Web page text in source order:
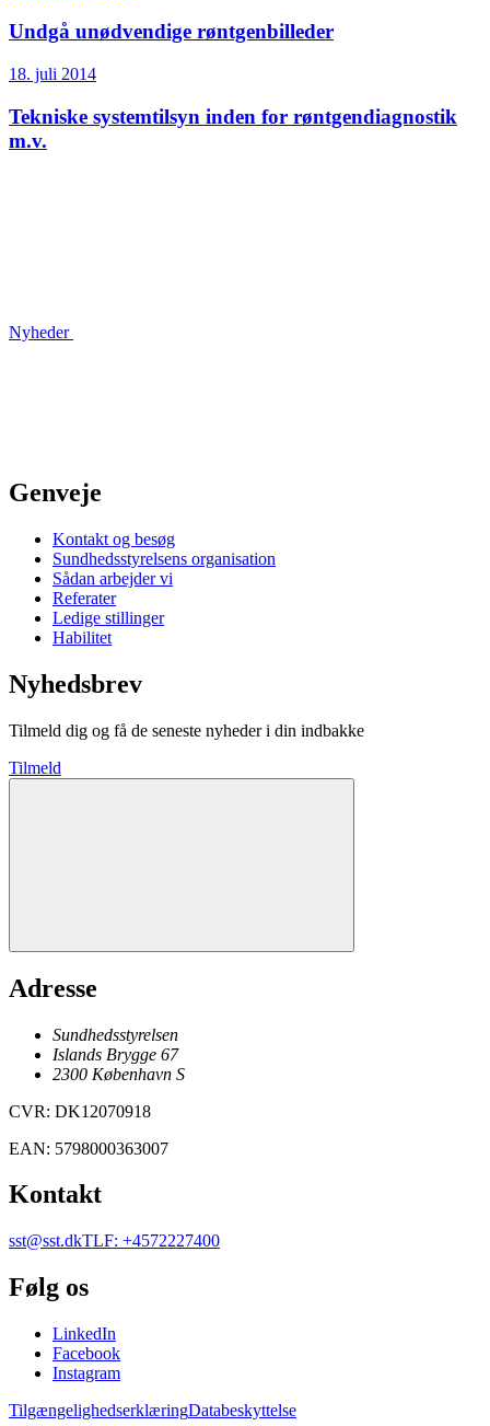
Undgå unødvendige røntgenbilleder
18. juli 2014
Tekniske systemtilsyn inden for røntgendiagnostik
m.v.
Nyheder
Genveje
Kontakt og besøg
Sundhedsstyrelsens organisation
Sådan arbejder vi
Referater
Ledige stillinger
Habilitet
Nyhedsbrev
Tilmeld dig og få de seneste nyheder i din indbakke
Tilmeld
Adresse
Sundhedsstyrelsen
Islands Brygge 67
2300 København S
CVR: DK12070918
EAN: 5798000363007
Kontakt
sst@sst.dkTLF: +4572227400
Følg os
LinkedIn
Facebook
Instagram
TilgængelighedserklæringDatabeskyttelse